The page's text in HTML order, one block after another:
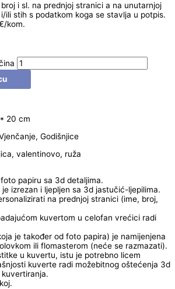
i sl. na prednjoj stranici a na unutarnjoj
ili stih s podatkom koga se stavlja u potpis.
kom.
20 cm
Godišnjice
valentinovo, ruža
papiru sa 3d detaljima.
izrezan i ljepljen sa 3d jastučić-ljepilima.
na prednjoj stranici (ime, broj,
kuvertom u celofan vrećici radi
je također od foto papira) je namijenjena
ili flomasterom (neće se razmazati).
u kuvertu, istu je potrebno licem
kuverte radi možebitnog oštećenja 3d